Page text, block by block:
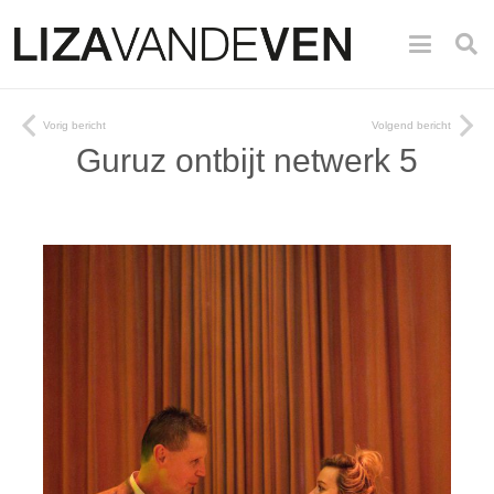
Vorig bericht Volgend bericht
Guruz ontbijt netwerk 5